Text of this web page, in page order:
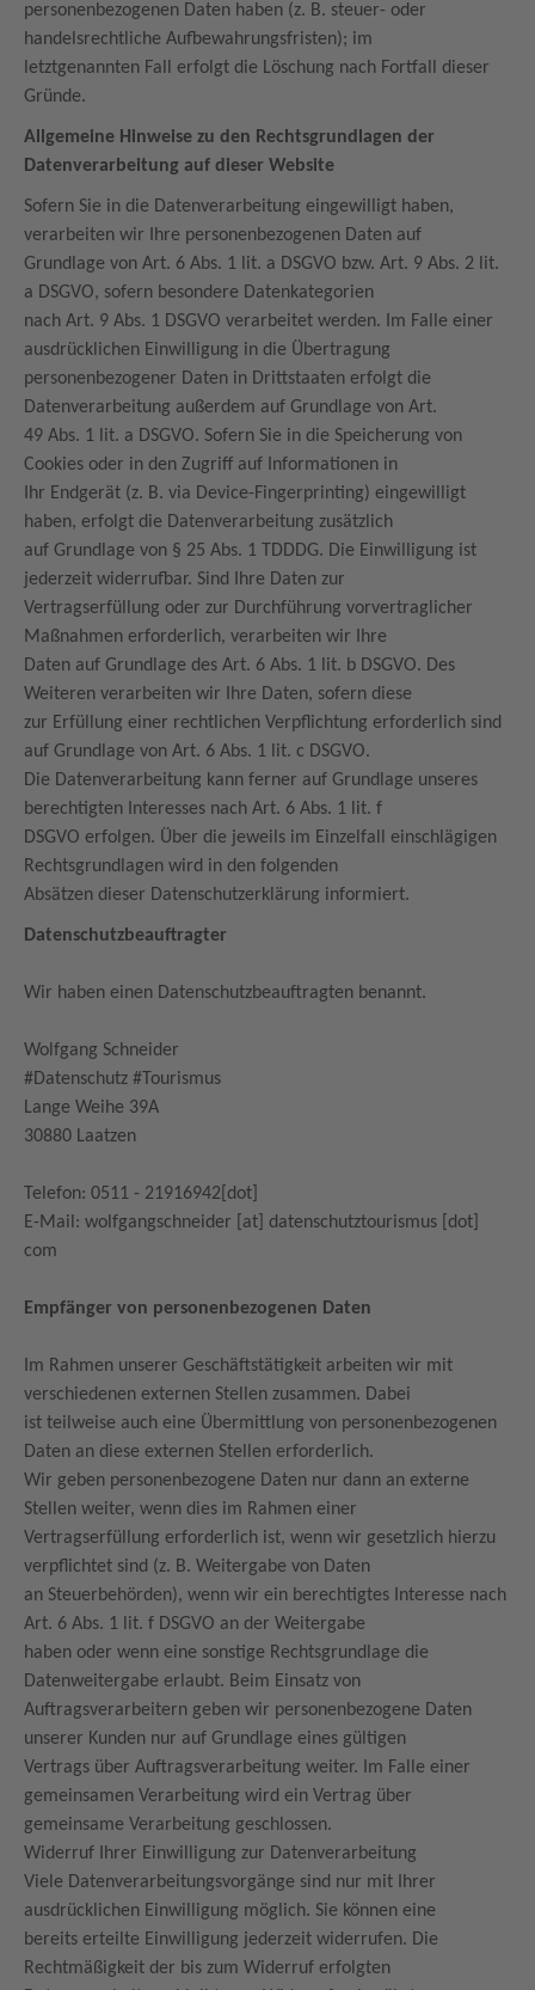
personenbezogenen Daten haben (z. B. steuer- oder
handelsrechtliche Aufbewahrungsfristen); im
letztgenannten Fall erfolgt die Löschung nach Fortfall dieser
Gründe.
Allgemeine Hinweise zu den Rechtsgrundlagen der
Datenverarbeitung auf dieser Website
Sofern Sie in die Datenverarbeitung eingewilligt haben,
verarbeiten wir Ihre personenbezogenen Daten auf
Grundlage von Art. 6 Abs. 1 lit. a DSGVO bzw. Art. 9 Abs. 2 lit.
a DSGVO, sofern besondere Datenkategorien
nach Art. 9 Abs. 1 DSGVO verarbeitet werden. Im Falle einer
ausdrücklichen Einwilligung in die Übertragung
personenbezogener Daten in Drittstaaten erfolgt die
Datenverarbeitung außerdem auf Grundlage von Art.
49 Abs. 1 lit. a DSGVO. Sofern Sie in die Speicherung von
Cookies oder in den Zugriff auf Informationen in
Ihr Endgerät (z. B. via Device-Fingerprinting) eingewilligt
haben, erfolgt die Datenverarbeitung zusätzlich
auf Grundlage von § 25 Abs. 1 TDDDG. Die Einwilligung ist
jederzeit widerrufbar. Sind Ihre Daten zur
Vertragserfüllung oder zur Durchführung vorvertraglicher
Maßnahmen erforderlich, verarbeiten wir Ihre
Daten auf Grundlage des Art. 6 Abs. 1 lit. b DSGVO. Des
Weiteren verarbeiten wir Ihre Daten, sofern diese
zur Erfüllung einer rechtlichen Verpflichtung erforderlich sind
auf Grundlage von Art. 6 Abs. 1 lit. c DSGVO.
Die Datenverarbeitung kann ferner auf Grundlage unseres
berechtigten Interesses nach Art. 6 Abs. 1 lit. f
DSGVO erfolgen. Über die jeweils im Einzelfall einschlägigen
Rechtsgrundlagen wird in den folgenden
Absätzen dieser Datenschutzerklärung informiert.
Datenschutzbeauftragter
Wir haben einen Datenschutzbeauftragten benannt.
Wolfgang Schneider
#Datenschutz #Tourismus
Lange Weihe 39A
30880 Laatzen
Telefon: 0511 - 21916942[dot]
E-Mail: wolfgangschneider [at] datenschutztourismus [dot]
com
Empfänger von personenbezogenen Daten
Im Rahmen unserer Geschäftstätigkeit arbeiten wir mit
verschiedenen externen Stellen zusammen. Dabei
ist teilweise auch eine Übermittlung von personenbezogenen
Daten an diese externen Stellen erforderlich.
Wir geben personenbezogene Daten nur dann an externe
Stellen weiter, wenn dies im Rahmen einer
Vertragserfüllung erforderlich ist, wenn wir gesetzlich hierzu
verpflichtet sind (z. B. Weitergabe von Daten
an Steuerbehörden), wenn wir ein berechtigtes Interesse nach
Art. 6 Abs. 1 lit. f DSGVO an der Weitergabe
haben oder wenn eine sonstige Rechtsgrundlage die
Datenweitergabe erlaubt. Beim Einsatz von
Auftragsverarbeitern geben wir personenbezogene Daten
unserer Kunden nur auf Grundlage eines gültigen
Vertrags über Auftragsverarbeitung weiter. Im Falle einer
gemeinsamen Verarbeitung wird ein Vertrag über
gemeinsame Verarbeitung geschlossen.
Widerruf Ihrer Einwilligung zur Datenverarbeitung
Viele Datenverarbeitungsvorgänge sind nur mit Ihrer
ausdrücklichen Einwilligung möglich. Sie können eine
bereits erteilte Einwilligung jederzeit widerrufen. Die
Rechtmäßigkeit der bis zum Widerruf erfolgten